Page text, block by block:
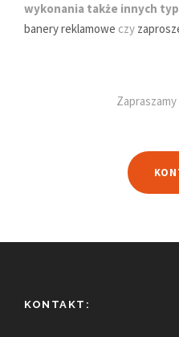
wykonania także innych
banery reklamowe czy
KONTAKT: